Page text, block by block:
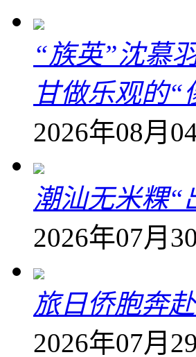
“族英”沈慕
甘做乐观的“
2026年08月
潮汕无米粿“
2026年07月
旅日侨胞奔
2026年07月